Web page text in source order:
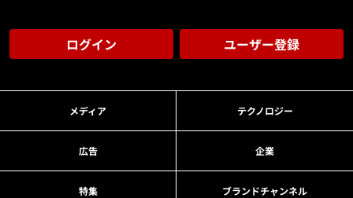
ログイン ユーザー登録
メディア テクノロジー
広告 企業
特集 ブランドチャンネル